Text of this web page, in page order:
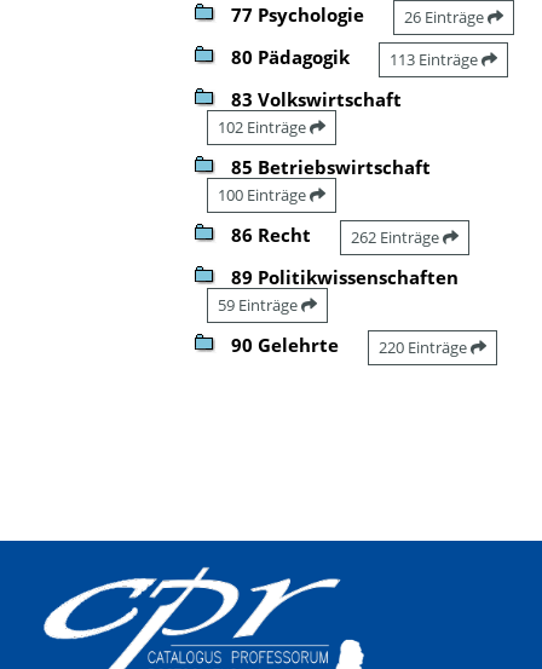
77 Psychologie 26 Einträge
80 Pädagogik 113 Einträge
83 Volkswirtschaft
102 Einträge
85 Betriebswirtschaft
100 Einträge
86 Recht 262 Einträge
89 Politikwissenschaften
59 Einträge
90 Gelehrte 220 Einträge